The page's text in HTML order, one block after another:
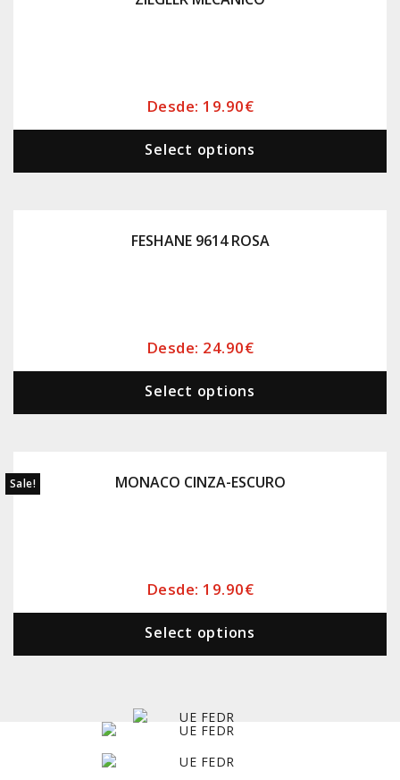
Desde: 19.90€
Select options
FESHANE 9614 ROSA
Desde: 24.90€
Select options
Sale! MONACO CINZA-ESCURO
Desde: 19.90€
Select options